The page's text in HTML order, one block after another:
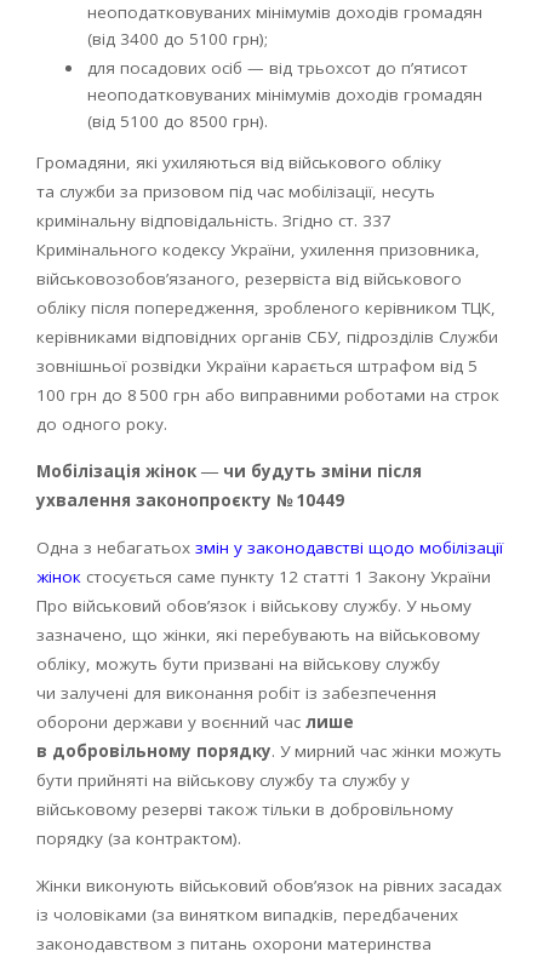
неоподатковуваних мінімумів доходів громадян
(від 3400 до 5100 грн);
для посадових осіб — від трьохсот до п’ятисот
неоподатковуваних мінімумів доходів громадян
(від 5100 до 8500 грн).
Громадяни, які ухиляються від військового обліку
та служби за призовом під час мобілізації, несуть
кримінальну відповідальність. Згідно ст. 337
Кримінального кодексу України, ухилення призовника,
військовозобов’язаного, резервіста від військового
обліку після попередження, зробленого керівником ТЦК,
керівниками відповідних органів СБУ, підрозділів Служби
зовнішньої розвідки України карається штрафом від 5
100 грн до 8 500 грн або виправними роботами на строк
до одного року.
Мобілізація жінок ― чи будуть зміни після
ухвалення законопроєкту № 10449
Одна з небагатьох змін у законодавстві щодо мобілізації
жінок стосується саме пункту 12 статті 1 Закону України
Про військовий обов’язок і військову службу. У ньому
зазначено, що жінки, які перебувають на військовому
обліку, можуть бути призвані на військову службу
чи залучені для виконання робіт із забезпечення
оборони держави у воєнний час лише
в добровільному порядку. У мирний час жінки можуть
бути прийняті на військову службу та службу у
військовому резерві також тільки в добровільному
порядку (за контрактом).
Жінки виконують військовий обов’язок на рівних засадах
із чоловіками (за винятком випадків, передбачених
законодавством з питань охорони материнства